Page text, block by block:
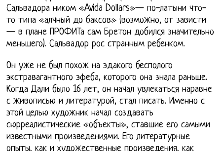
Сальвадора ником «Avida Dollars»— по-латыни что-
то типа «алчный до баксов» (возможно, от зависти
— в плане ПРОФИТа сам Бретон добился значительно
меньшего). Сальвадор рос странным ребенком.
Он уже не был похож на эдакого бесполого
экстравагантного эфеба, которого она знала раньше.
Когда Дали было 16 лет, он начал увлекаться наравне
с живописью и литературой, стал писать. Именно с
этой целью художник начал создавать
сюрреалистические «объекты», ставшие его самыми
известными произведениями. Его литературные
опыты, как и художественные произведения, как